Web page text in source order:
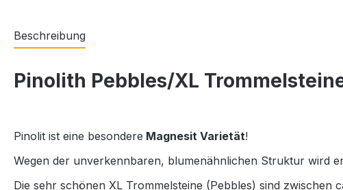
Beschreibung
Pinolith Pebbles/XL
Pinolit ist eine besondere Magnesit Varietät!
Wegen der unverkennbaren, blumenähnlichen Struktur wird
Die sehr schönen XL Trommelsteine (Pebbles) sind zwischen